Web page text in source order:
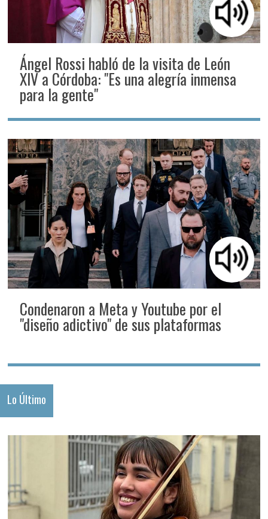
Ángel Rossi habló de la visita de León
XIV a Córdoba: "Es una alegría inmensa
para la gente"
Condenaron a Meta y Youtube por el
"diseño adictivo" de sus plataformas
Lo Último